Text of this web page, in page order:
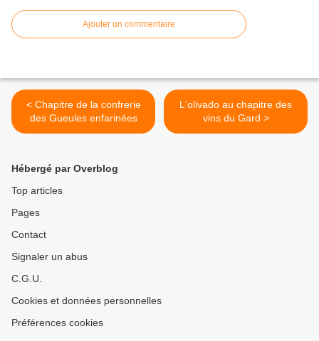
Ajouter un commentaire
< Chapitre de la confrerie
des Gueules enfarinées
L'olivado au chapitre des
vins du Gard >
Hébergé par Overblog
Top articles
Pages
Contact
Signaler un abus
C.G.U.
Cookies et données personnelles
Préférences cookies